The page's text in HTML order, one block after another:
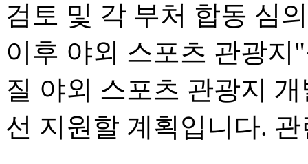
검토 및 각 부처 합동 심
이후 야외 스포츠 관광지
질 야외 스포츠 관광지
선 지원할 계획입니다.